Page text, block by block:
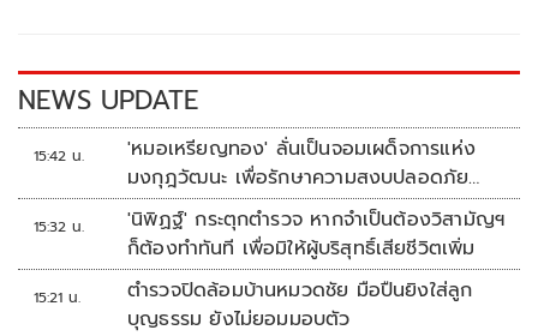
k k
NEWS UPDATE
15:42 น.
'หมอเหรียญทอง' ลั่นเป็นจอมเผด็จการแห่ง
มงกุฎวัฒนะ เพื่อรักษาความสงบปลอดภัย
ภายในรพ.
15:32 น.
'นิพิฏฐ์' กระตุกตำรวจ หากจำเป็นต้องวิสามัญฯ
ก็ต้องทำทันที เพื่อมิให้ผู้บริสุทธิ์เสียชีวิตเพิ่ม
15:21 น.
ตำรวจปิดล้อมบ้านหมวดชัย มือปืนยิงใส่ลูก
บุญธรรม ยังไม่ยอมมอบตัว